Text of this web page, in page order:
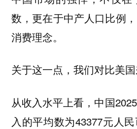
数，更在于中产人口比例
消费理念。
关于这一点，我们对比美国
从收入水平上看，中国
入的平均数为43377元人